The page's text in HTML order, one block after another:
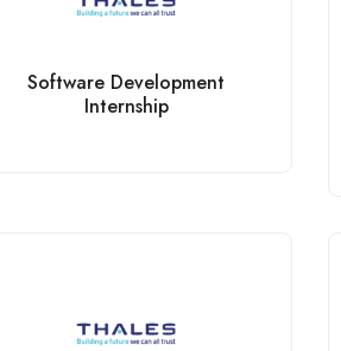
Software Development
Internship